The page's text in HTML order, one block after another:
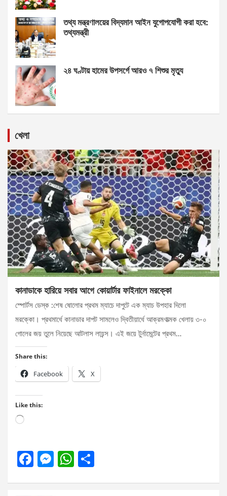
তথ্য মন্ত্রণালয়ের বিদ্যমান আইন যুগোপযোগী করা হবে:
তথ্যমন্ত্রী
২৪ ঘণ্টায় হামের উপসর্গে আরও ৭ শিশুর মৃত্যু
খেলা
কানাডাকে হারিয়ে সবার আগে কোয়ার্টার ফাইনালে মরক্কো
স্পোর্টস ডেস্ক :শেষ ষোলোর প্রথম ম্যাচে দাপুটে এক ম্যাচ উপহার দিলো
মরক্কো। প্রথমার্ধে কানাডার দাপট সামলেও দ্বিতীয়ার্ধে আক্রমণাত্মক খেলায় ৩-০
গোলের জয় তুলে নিয়েছে আটলাস লায়ন্স। এই জয়ে টুর্নামেন্টের প্রথম…
Share this:
Facebook X
Like this:
Loading…
F
M W